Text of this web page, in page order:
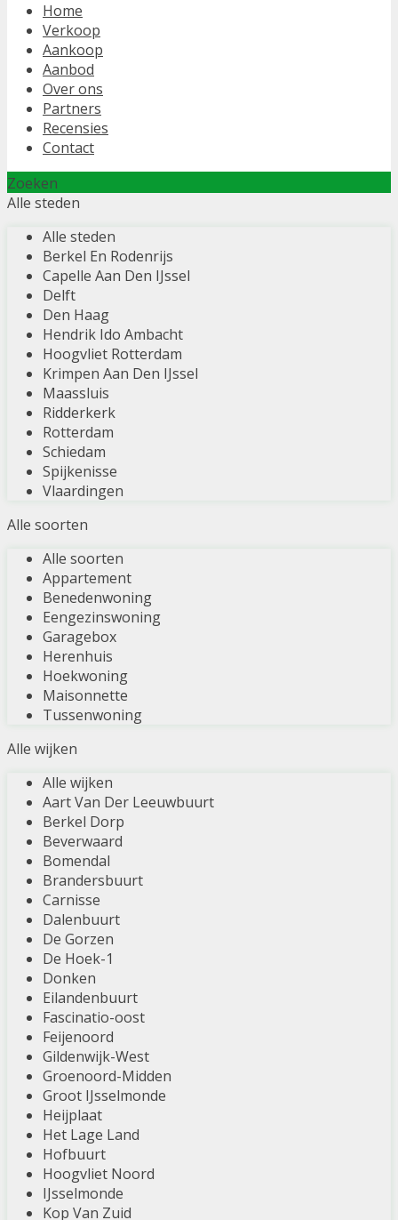
Home
Verkoop
Aankoop
Aanbod
Over ons
Partners
Recensies
Contact
Zoeken
Alle steden
Alle steden
Berkel En Rodenrijs
Capelle Aan Den IJssel
Delft
Den Haag
Hendrik Ido Ambacht
Hoogvliet Rotterdam
Krimpen Aan Den IJssel
Maassluis
Ridderkerk
Rotterdam
Schiedam
Spijkenisse
Vlaardingen
Alle soorten
Alle soorten
Appartement
Benedenwoning
Eengezinswoning
Garagebox
Herenhuis
Hoekwoning
Maisonnette
Tussenwoning
Alle wijken
Alle wijken
Aart Van Der Leeuwbuurt
Berkel Dorp
Beverwaard
Bomendal
Brandersbuurt
Carnisse
Dalenbuurt
De Gorzen
De Hoek-1
Donken
Eilandenbuurt
Fascinatio-oost
Feijenoord
Gildenwijk-West
Groenoord-Midden
Groot IJsselmonde
Heijplaat
Het Lage Land
Hofbuurt
Hoogvliet Noord
IJsselmonde
Kop Van Zuid